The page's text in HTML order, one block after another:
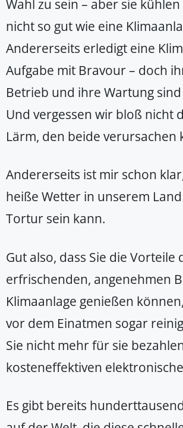
Wahl zu sein – aber sie kühlen
nicht so gut wie eine
Andererseits erledigt eine
Aufgabe mit Bravour – doch
Betrieb und ihre Wartung
Und vergessen wir bloß nicht
Lärm, den beide verursachen
Andererseits ist mir schon
heiße Wetter in unserem
Tortur sein kann.
Gut also, dass Sie die Vorteile
erfrischenden, angenehmen
Klimaanlage genießen
vor dem Einatmen sogar
Sie nicht mehr für sie
kosteneffektiven
Es gibt bereits